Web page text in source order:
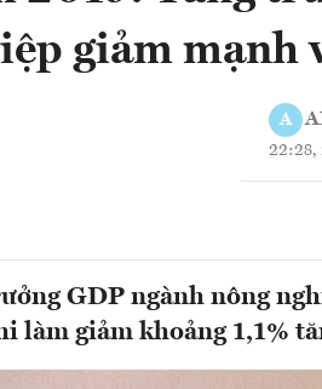
giảm mạnh
A
22:28,
GDP ngành nông
làm giảm khoảng 1,1%